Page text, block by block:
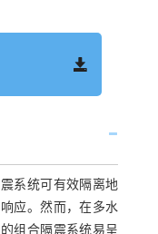
系统可有效隔离地
应。然而，在多水
组合隔震系统易呈